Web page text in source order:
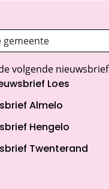
volgende nieuwsbrief
Loes
Almelo
Hengelo
Twenterand